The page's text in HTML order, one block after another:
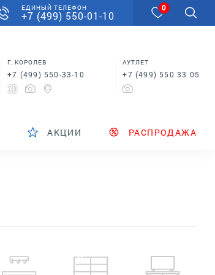
ЕДИНЫЙ ТЕЛЕФОН
+7 (499) 550-01-10
0
Г. КОРОЛЕВ
+7 (499) 550-33-10
АУТЛЕТ
+7 (499) 550 33 05
АКЦИИ РАСПРОДАЖА